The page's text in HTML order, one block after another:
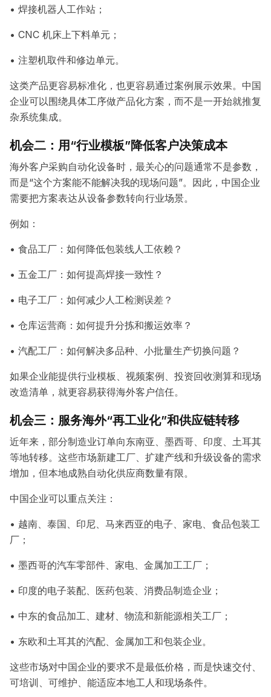
• 焊接机器人工作站；
• CNC 机床上下料单元；
• 注塑机取件和修边单元。
这类产品更容易标准化，也更容易通过案例展示效果。中国
企业可以围绕具体工序做产品化方案，而不是一开始就推复
杂系统集成。
机会二：用“行业模板”降低客户决策成本
海外客户采购自动化设备时，最关心的问题通常不是参数，
而是“这个方案能不能解决我的现场问题”。因此，中国企业
需要把方案表达从设备参数转向行业场景。
例如：
• 食品工厂：如何降低包装线人工依赖？
• 五金工厂：如何提高焊接一致性？
• 电子工厂：如何减少人工检测误差？
• 仓库运营商：如何提升分拣和搬运效率？
• 汽配工厂：如何解决多品种、小批量生产切换问题？
如果企业能提供行业模板、视频案例、投资回收测算和现场
改造清单，就更容易获得海外客户信任。
机会三：服务海外“再工业化”和供应链转移
近年来，部分制造业订单向东南亚、墨西哥、印度、土耳其
等地转移。这些市场新建工厂、扩建产线和升级设备的需求
增加，但本地成熟自动化供应商数量有限。
中国企业可以重点关注：
• 越南、泰国、印尼、马来西亚的电子、家电、食品包装工
厂；
• 墨西哥的汽车零部件、家电、金属加工工厂；
• 印度的电子装配、医药包装、消费品制造企业；
• 中东的食品加工、建材、物流和新能源相关工厂；
• 东欧和土耳其的汽配、金属加工和包装企业。
这些市场对中国企业的要求不是最低价格，而是快速交付、
可培训、可维护、能适应本地工人和现场条件。